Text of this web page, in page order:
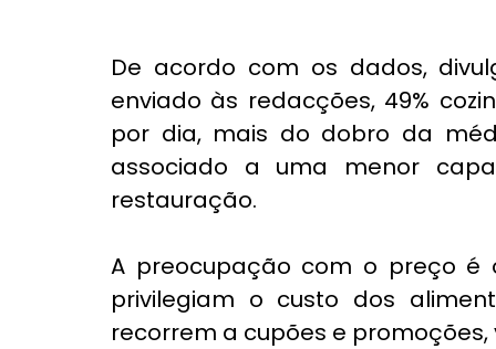
De acordo com os dados,
enviado às redacções, 49%
por dia, mais do dobro da
associado a uma menor
restauração.
A preocupação com o preço é
privilegiam o custo dos
recorrem a cupões e